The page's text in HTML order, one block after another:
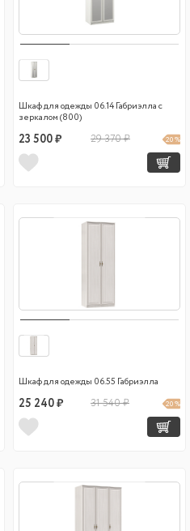
Шкаф для одежды 06.14 Габриэлла с
зеркалом (800)
23 500 ₽ 29 370 ₽ 20 %
Шкаф для одежды 06.55 Габриэлла
25 240 ₽ 31 540 ₽ 20 %